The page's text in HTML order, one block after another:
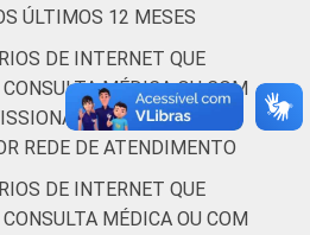
25 a 34
61
35 a 44
anos
53
45 a 59
anos
57
ÚLTIMOS 12 MESES
DE INTERNET QUE
MÉDICA OU COM
DE SAÚDE PELA
REDE DE ATENDIMENTO
DE INTERNET QUE
MÉDICA OU COM